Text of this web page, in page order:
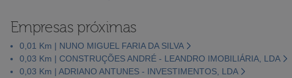
Empresas próximas
0,01 Km | NUNO MIGUEL FARIA DA SILVA
0,03 Km | CONSTRUÇÕES ANDRÉ - LEANDRO IMOBILIÁRIA, LDA
0,03 Km | ADRIANO ANTUNES - INVESTIMENTOS, LDA